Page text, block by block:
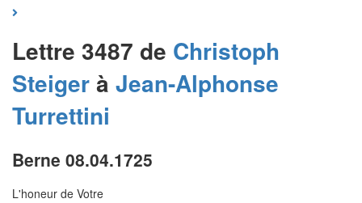
Lettre 3487 de Christoph
Steigerà Jean-Alphonse
Turrettini
Berne 08.04.1725
L'honeur de Votre